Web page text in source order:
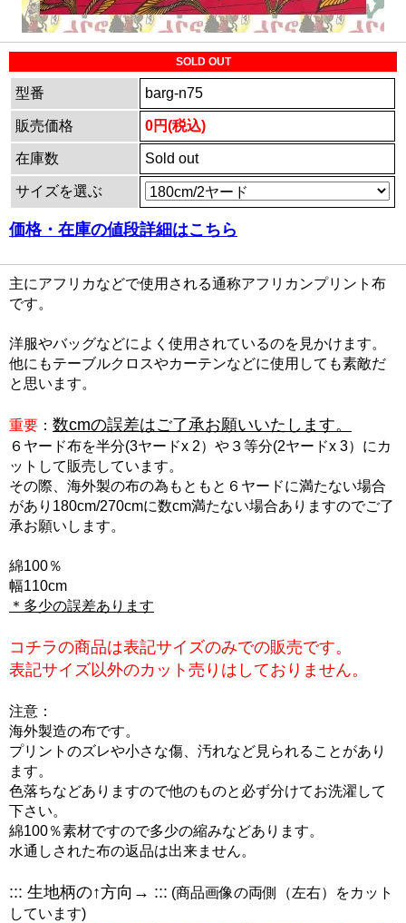
SOLD OUT
型番 barg-n75
販売価格 0円(税込)
在庫数 Sold out
サイズを選ぶ
価格・在庫の値段詳細はこちら
主にアフリカなどで使用される通称アフリカンプリント布
です。
洋服やバッグなどによく使用されているのを見かけます。
他にもテーブルクロスやカーテンなどに使用しても素敵だ
と思います。
重要 ： 数cmの誤差はご了承お願いいたします。
６ヤード布を半分(3ヤードx 2）や３等分(2ヤードx 3）にカ
ットして販売しています。
その際、海外製の布の為もともと６ヤードに満たない場合
があり180cm/270cmに数cm満たない場合ありますのでご了
承お願いします。
綿100％
幅110cm
＊多少の誤差あります
コチラの商品は表記サイズのみでの販売です。
表記サイズ以外のカット売りはしておりません。
注意：
海外製造の布です。
プリントのズレや小さな傷、汚れなど見られることがあり
ます。
色落ちなどありますので他のものと必ず分けてお洗濯して
下さい。
綿100％素材ですので多少の縮みなどあります。
水通しされた布の返品は出来ません。
::: 生地柄の↑方向→ ::: (商品画像の両側（左右）をカット
しています)